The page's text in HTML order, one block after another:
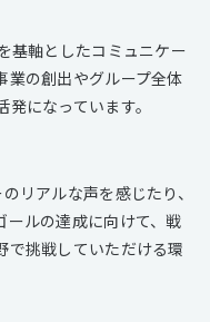
基軸としたコミュニケー
業の創出やグループ全体
になっています。
リアルな声を感じたり、
ールの達成に向けて、戦
で挑戦していただける環